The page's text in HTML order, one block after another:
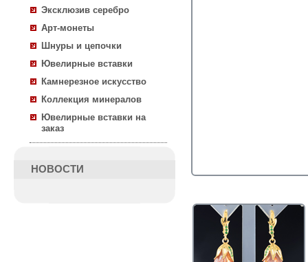
Эксклюзив серебро
Арт-монеты
Шнуры и цепочки
Ювелирные вставки
Камнерезное искусство
Коллекция минералов
Ювелирные вставки на
заказ
НОВОСТИ